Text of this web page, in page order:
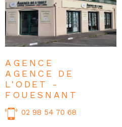
AGENCE
AGENCE DE
L'ODET -
FOUESNANT
02 98 54 70 68